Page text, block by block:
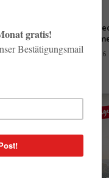
Social
wird
30. Juli 2026